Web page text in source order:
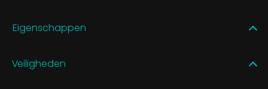
Eigenschappen
Veiligheden